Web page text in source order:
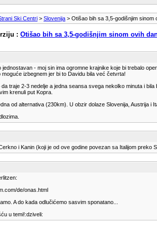
Ski Centri > Slovenija > Otišao bih sa 3,5-godišnjim
: Otišao bih sa 3,5-godišnjim sinom ovih
jednostavan - moj sin ima ogromne krajnike koje bi trebalo
izbegnem jer bi to Davidu bila već četvrta!
traje 2-3 nedelje a jedna seansa svega nekolko minuta i
krenuli put Kopra.
od alternativa (230km). U obzir dolaze Slovenija, Austrija i
i Kanin (koji je od ove godine povezan sa Italijom
de/onas.html
A do kada odlučićemo sasvim sponatano...
u temi!:dziveli: